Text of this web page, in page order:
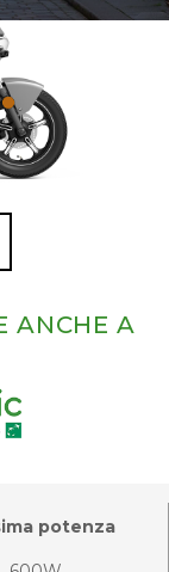
ANCHE A
potenza